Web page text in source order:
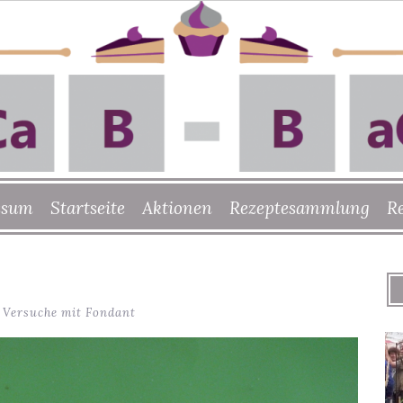
Startseite Aktionen Rezeptesammlung
mit Fondant